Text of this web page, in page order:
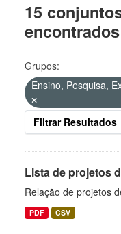
15
encontrados
Grupos:
Ensino, Pesquisa,
Filtrar Resultados
Lista de projetos
Relação de projetos
PDF CSV